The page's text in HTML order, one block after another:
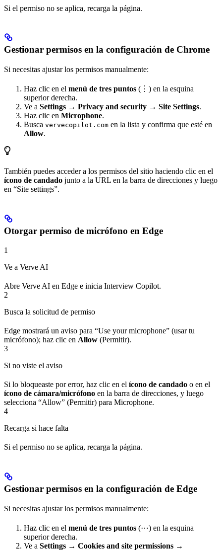
Si el permiso no se aplica, recarga la página.
Gestionar permisos en la configuración de Chrome
Si necesitas ajustar los permisos manualmente:
Haz clic en el menú de tres puntos (⋮) en la esquina
superior derecha.
Ve a Settings → Privacy and security → Site Settings.
Haz clic en Microphone.
Busca vervecopilot.com en la lista y confirma que esté en
Allow.
También puedes acceder a los permisos del sitio haciendo clic en el
ícono de candado junto a la URL en la barra de direcciones y luego
en “Site settings”.
Otorgar permiso de micrófono en Edge
1
Ve a Verve AI
Abre Verve AI en Edge e inicia Interview Copilot.
2
Busca la solicitud de permiso
Edge mostrará un aviso para “Use your microphone” (usar tu
micrófono); haz clic en Allow (Permitir).
3
Si no viste el aviso
Si lo bloqueaste por error, haz clic en el ícono de candado o en el
ícono de cámara/micrófono en la barra de direcciones, y luego
selecciona “Allow” (Permitir) para Microphone.
4
Recarga si hace falta
Si el permiso no se aplica, recarga la página.
Gestionar permisos en la configuración de Edge
Si necesitas ajustar los permisos manualmente:
Haz clic en el menú de tres puntos (⋯) en la esquina
superior derecha.
Ve a Settings → Cookies and site permissions →